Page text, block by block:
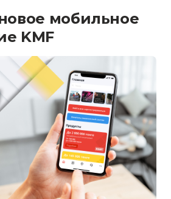
мобильное
KMF